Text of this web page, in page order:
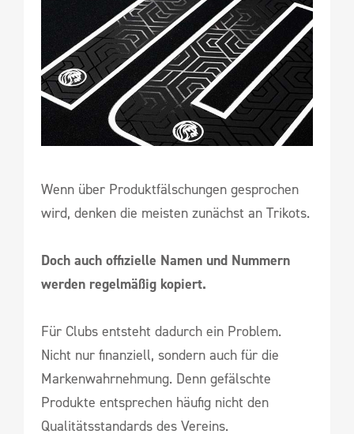
Wenn über Produktfälschungen gesprochen
wird, denken die meisten zunächst an Trikots.
Doch auch offizielle Namen und Nummern
werden regelmäßig kopiert.
Für Clubs entsteht dadurch ein Problem.
Nicht nur finanziell, sondern auch für die
Markenwahrnehmung. Denn gefälschte
Produkte entsprechen häufig nicht den
Qualitätsstandards des Vereins.